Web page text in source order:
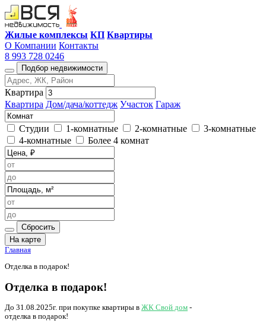
Жилые комплексы КП Квартиры
О Компании Контакты
8 993 728 0246
Подбор недвижимости
Квартира
Квартира Дом/дача/коттедж Участок Гараж
Студии 1-комнатные 2-комнатные
3-комнатные
4-комнатные
Более 4 комнат
Сбросить
На карте
Главная